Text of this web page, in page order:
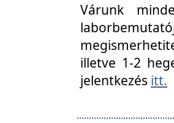
Várunk
illetve 1-2
jelentkezés itt.